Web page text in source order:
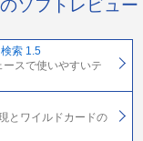
ソフトレビュー
索 1.5
スで使いやすいテ
とワイルドカードの